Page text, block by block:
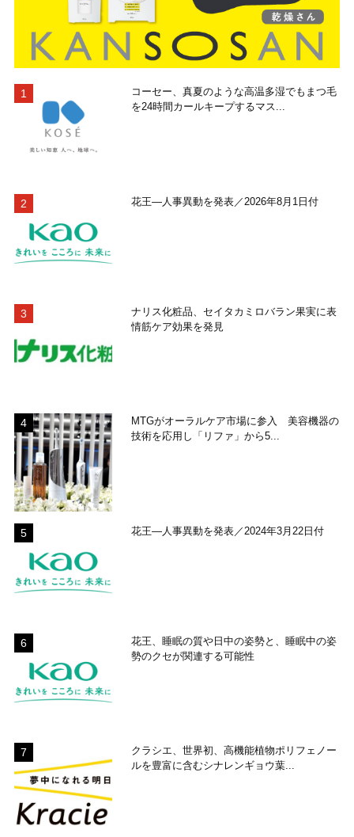
コーセー、真夏のような高温多湿でもまつ毛
を24時間カールキープするマス...
花王―人事異動を発表／2026年8月1日付
ナリス化粧品、セイタカミロバラン果実に表
情筋ケア効果を発見
MTGがオーラルケア市場に参入 美容機器の
技術を応用し「リファ」から5...
花王―人事異動を発表／2024年3月22日付
花王、睡眠の質や日中の姿勢と、睡眠中の姿
勢のクセが関連する可能性
クラシエ、世界初、高機能植物ポリフェノー
ルを豊富に含むシナレンギョウ葉...